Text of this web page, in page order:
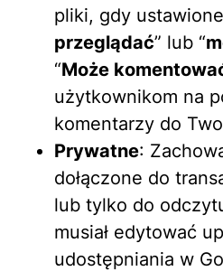
pliki, gdy
przeglądać” lub “
“Może
użytkownikom na
komentarzy do
Prywatne:
dołączone do
lub tylko do
musiał edytować
udostępniania w